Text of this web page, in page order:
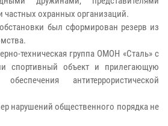
частных охранных организаций.
был сформирован резерв из
техническая группа ОМОН «Сталь» с
спортивный объект и прилегающую
антитеррористической
нарушений общественного порядка не